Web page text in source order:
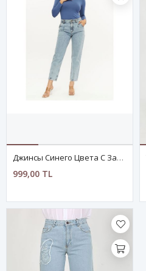
Джинсы Синего Цвета С Защипами На Штанинах
999,00 TL